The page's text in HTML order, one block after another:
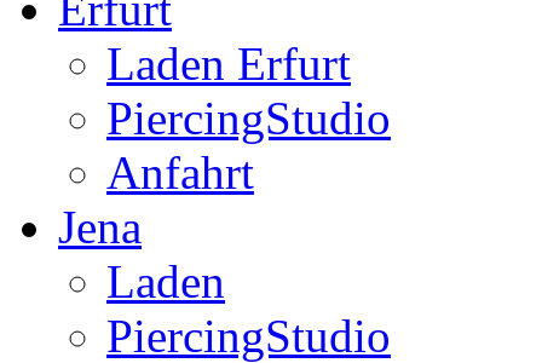
Laden Erfurt
PiercingStudio
Anfahrt
Jena
Laden
PiercingStudio